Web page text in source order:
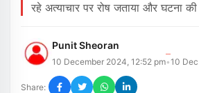
रहे अत्याचार पर रोष जताया और घटना की
Punit Sheoran
10 December 2024, 12:52 pm•10
Share: